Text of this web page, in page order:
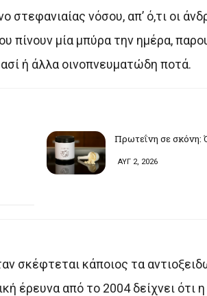
στεφανιαίας νόσου, απ’ ό,τι οι
πίνουν μία μπύρα την ημέρα,
ή άλλα οινοπνευματώδη ποτά.
Πρωτεΐνη σε σκόνη:
ΑΥΓ 2, 2026
σκέφτεται κάποιος τα
έρευνα από το 2004 δείχνει ότι